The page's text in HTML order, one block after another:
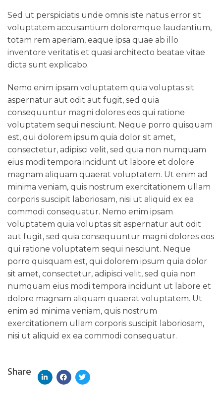
Sed ut perspiciatis unde omnis iste natus error sit
voluptatem accusantium doloremque laudantium,
totam rem aperiam, eaque ipsa quae ab illo
inventore veritatis et quasi architecto beatae vitae
dicta sunt explicabo.
Nemo enim ipsam voluptatem quia voluptas sit
aspernatur aut odit aut fugit, sed quia
consequuntur magni dolores eos qui ratione
voluptatem sequi nesciunt. Neque porro quisquam
est, qui dolorem ipsum quia dolor sit amet,
consectetur, adipisci velit, sed quia non numquam
eius modi tempora incidunt ut labore et dolore
magnam aliquam quaerat voluptatem. Ut enim ad
minima veniam, quis nostrum exercitationem ullam
corporis suscipit laboriosam, nisi ut aliquid ex ea
commodi consequatur. Nemo enim ipsam
voluptatem quia voluptas sit aspernatur aut odit
aut fugit, sed quia consequuntur magni dolores eos
qui ratione voluptatem sequi nesciunt. Neque
porro quisquam est, qui dolorem ipsum quia dolor
sit amet, consectetur, adipisci velit, sed quia non
numquam eius modi tempora incidunt ut labore et
dolore magnam aliquam quaerat voluptatem. Ut
enim ad minima veniam, quis nostrum
exercitationem ullam corporis suscipit laboriosam,
nisi ut aliquid ex ea commodi consequatur.
Share